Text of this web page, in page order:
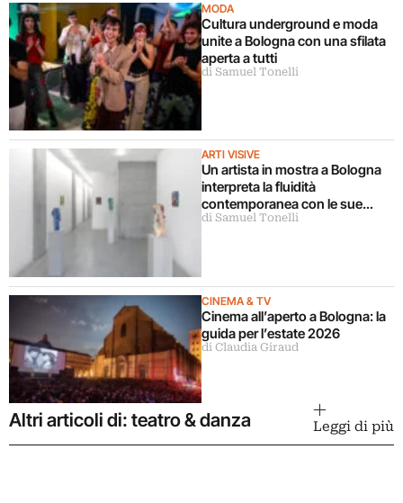
MODA
Cultura underground e moda
unite a Bologna con una sfilata
aperta a tutti
di Samuel Tonelli
ARTI VISIVE
Un artista in mostra a Bologna
interpreta la fluidità
contemporanea con le sue
sculture
di Samuel Tonelli
CINEMA & TV
Cinema all’aperto a Bologna: la
guida per l’estate 2026
di Claudia Giraud
Altri articoli di: teatro & danza Leggi di più